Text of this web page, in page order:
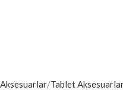
Tablet